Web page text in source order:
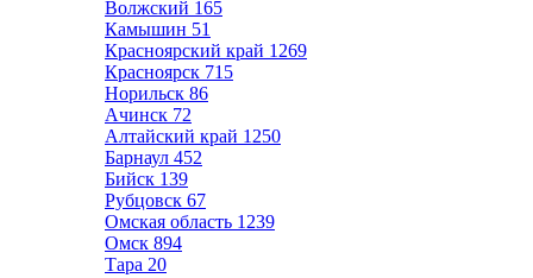
Волжский 165
Камышин 51
Красноярский край 1269
Красноярск 715
Норильск 86
Ачинск 72
Алтайский край 1250
Барнаул 452
Бийск 139
Рубцовск 67
Омская область 1239
Омск 894
Тара 20